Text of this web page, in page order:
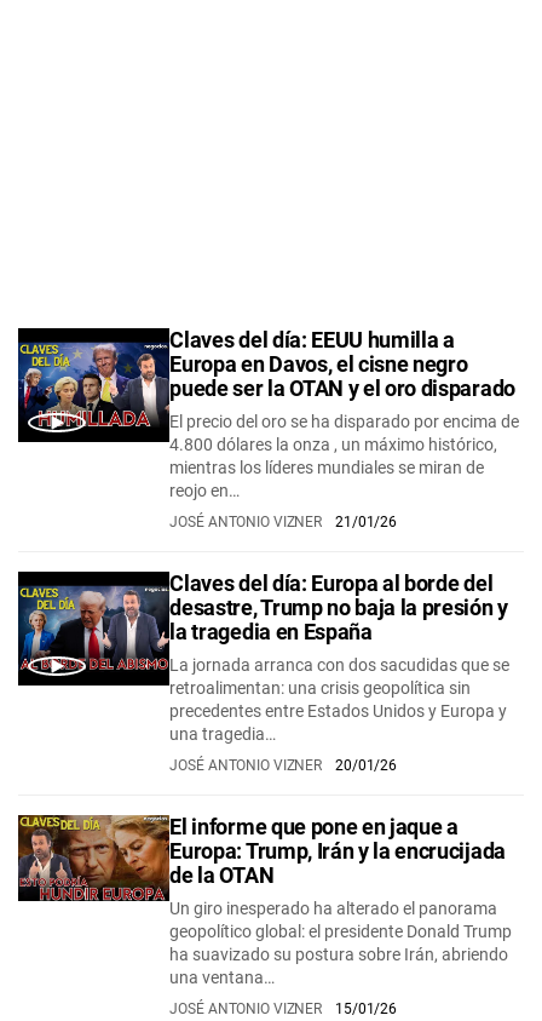
Claves del día: EEUU humilla a
Europa en Davos, el cisne negro
puede ser la OTAN y el oro disparado
El precio del oro se ha disparado por encima de
4.800 dólares la onza , un máximo histórico,
mientras los líderes mundiales se miran de
reojo en…
JOSÉ ANTONIO VIZNER 21/01/26
Claves del día: Europa al borde del
desastre, Trump no baja la presión y
la tragedia en España
La jornada arranca con dos sacudidas que se
retroalimentan: una crisis geopolítica sin
precedentes entre Estados Unidos y Europa y
una tragedia…
JOSÉ ANTONIO VIZNER 20/01/26
El informe que pone en jaque a
Europa: Trump, Irán y la encrucijada
de la OTAN
Un giro inesperado ha alterado el panorama
geopolítico global: el presidente Donald Trump
ha suavizado su postura sobre Irán, abriendo
una ventana…
JOSÉ ANTONIO VIZNER 15/01/26